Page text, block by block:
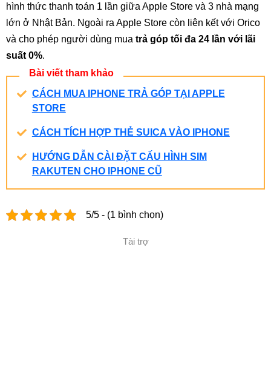
hình thức thanh toán 1 lần giữa Apple Store và 3 nhà mạng
lớn ở Nhật Bản. Ngoài ra Apple Store còn liên kết với Orico
và cho phép người dùng mua trả góp tối đa 24 lần với lãi
suất 0%.
Bài viết tham khảo
CÁCH MUA IPHONE TRẢ GÓP TẠI APPLE
STORE
CÁCH TÍCH HỢP THẺ SUICA VÀO IPHONE
HƯỚNG DẪN CÀI ĐẶT CẤU HÌNH SIM
RAKUTEN CHO IPHONE CŨ
5/5 - (1 bình chọn)
Tài trợ